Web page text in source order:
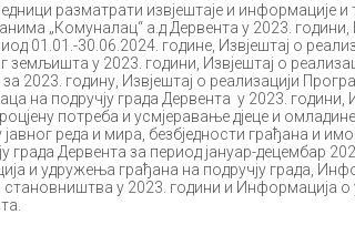
разматрати извјештаје и информације и
„Комуналац“ а.д Дервента у 2023.
01.01.-30.06.2024. године, Извјештај о
земљишта у 2023. години, Извјештај о
2023. годину, Извјештај о реализацији
на подручју града Дервента у 2023. години,
потреба и усмјеравање дјеце и
реда и мира, безбједности грађана и
града Дервента за период јануар-децембар
и удружења грађана на подручју града,
становништва у 2023. години и Информација